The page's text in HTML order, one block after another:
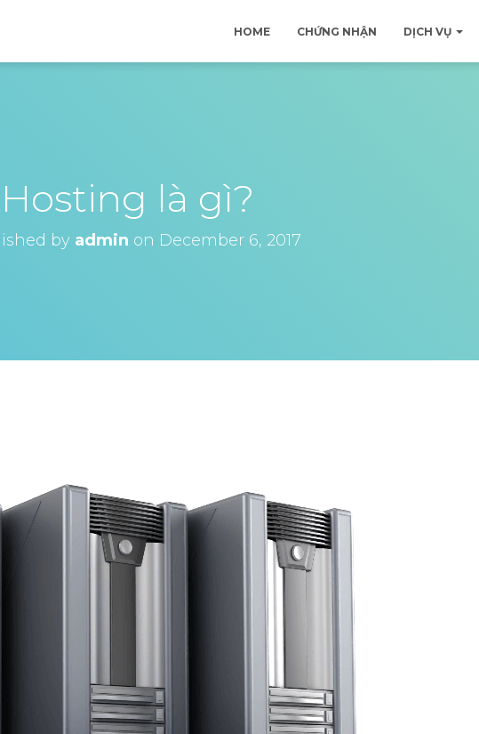
HOME CHỨNG NHẬN DỊCH VỤ
Hosting là gì?
by admin on December 6, 2017